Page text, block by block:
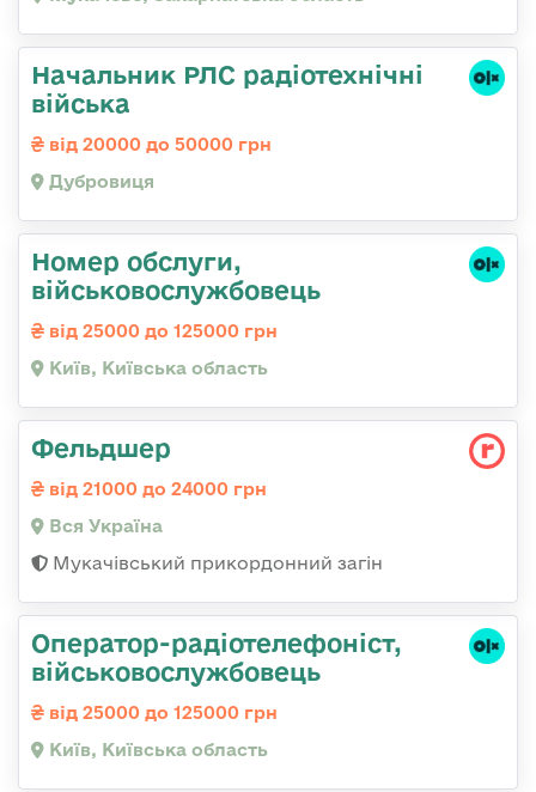
Начальник РЛС радіотехнічні
війська
від 20000 до 50000 грн
Дубровиця
Номер обслуги,
військовослужбовець
від 25000 до 125000 грн
Київ, Київська область
Фельдшер
від 21000 до 24000 грн
Вся Україна
Мукачівський прикордонний загін
Оператор-радіотелефоніст,
військовослужбовець
від 25000 до 125000 грн
Київ, Київська область